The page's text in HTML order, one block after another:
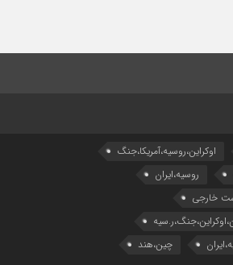
اوکراین،روسیه،آمریکا،جنگ
روسیه،ایران
خارجی
چین،هند